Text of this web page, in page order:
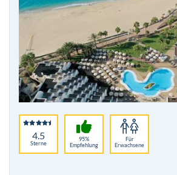
4.5
Sterne
95%
Empfehlung
Für
Erwachsene